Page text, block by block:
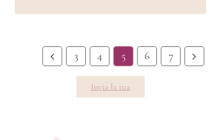
3 4 5 6 7
Invia la tua